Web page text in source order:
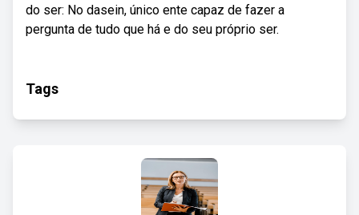
do ser: No dasein, único ente capaz de fazer a
pergunta de tudo que há e do seu próprio ser.
Tags